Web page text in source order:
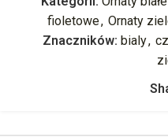
fioletowe, Ornaty
Znaczników: bialy,